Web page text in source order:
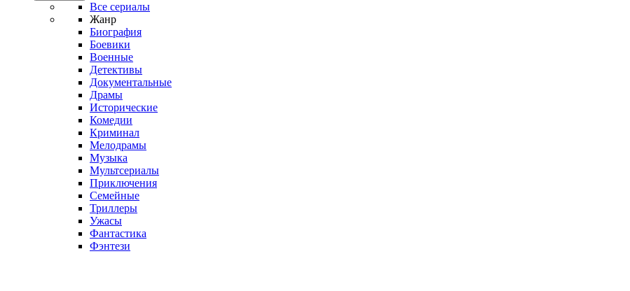
Все сериалы
Жанр
Биография
Боевики
Военные
Детективы
Документальные
Драмы
Исторические
Комедии
Криминал
Мелодрамы
Музыка
Мультсериалы
Приключения
Семейные
Триллеры
Ужасы
Фантастика
Фэнтези